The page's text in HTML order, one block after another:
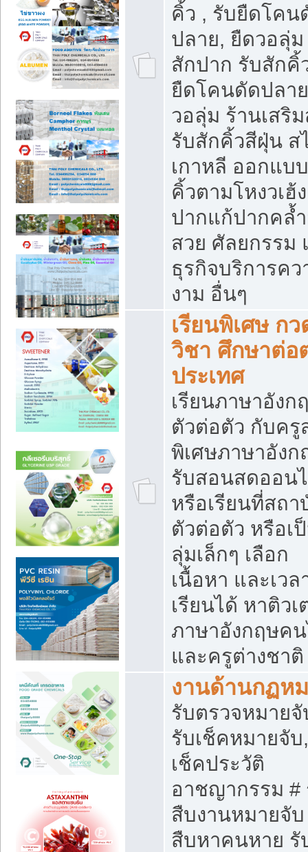
คิ้ว , รับยืดโคน
ปลาย, ยืดวอลุ่ม
สักปาก รับสักคิ้
ยืดโคนดัดปลา
วอลุ่ม ร้านเสริ
รับสักคิ้วสีฝุ่น ส
เกาหลี ออกแบ
คิ้วตามโหงวเฮ้
ปากแก้ปากคล้
สวย ศัลยกรรม
ธุรกิจบริการคว
งาม อื่นๆ
เรียนพิเศษ กว
วิชา ศึกษาต่อ
ประเทศ
เรียนภาษาอังก
ตัวต่อตัว กับครู
พิเศษภาษาอังก
รับสอนสดออน
หรือเรียนที่สถา
ตัวต่อตัว หรือเ
ลุ่มเล็กๆ เลือก
เนื้อหา และเวล
เรียนได้ หาติวเ
ภาษาอังกฤษค
และครูต่างชาติ
งานด้านกฏห
รับตรวจหมายจั
รับเช็คหมายจับ
เช็คประวัติ
อาชญากรรม #
สืบงานหมายจั
สืบหาคนหาย รั